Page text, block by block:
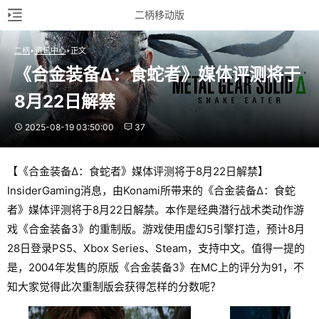
二柄移动版
二柄 资讯中心 正文
《合金装备Δ：食蛇者》媒体评测将于
8月22日解禁
2025-08-19 03:50:00 37
【《合金装备Δ：食蛇者》媒体评测将于8月22日解禁】
InsiderGaming消息，由Konami所带来的《合金装备Δ：食蛇
者》媒体评测将于8月22日解禁。本作是经典潜行战术类动作游
戏《合金装备3》的重制版。游戏使用虚幻5引擎打造，预计8月
28日登录PS5、Xbox Series、Steam，支持中文。值得一提的
是，2004年发售的原版《合金装备3》在MC上的评分为91，不
知大家觉得此次重制版会获得怎样的分数呢？